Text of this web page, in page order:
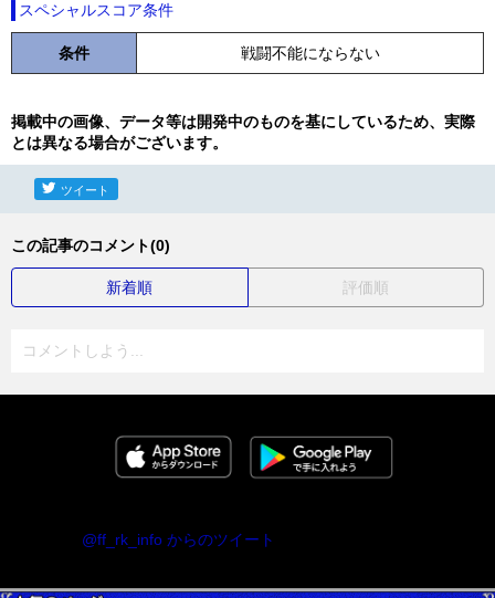
スペシャルスコア条件
条件 戦闘不能にならない
掲載中の画像、データ等は開発中のものを基にしているため、実際
とは異なる場合がございます。
ツイート
この記事のコメント(0)
新着順 評価順
コメントしよう...
@ff_rk_info からのツイート